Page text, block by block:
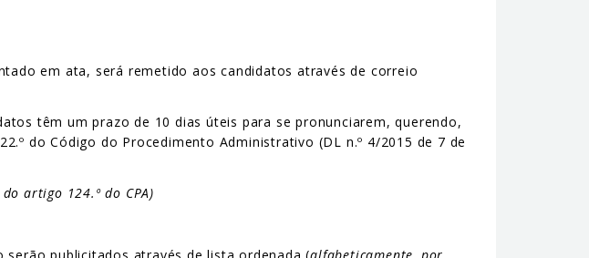
em ata, será remetido aos candidatos através de correio
têm um prazo de 10 dias úteis para se pronunciarem, querendo,
do Código do Procedimento Administrativo (DL n.º 4/2015 de 7 de
artigo 124.º do CPA)